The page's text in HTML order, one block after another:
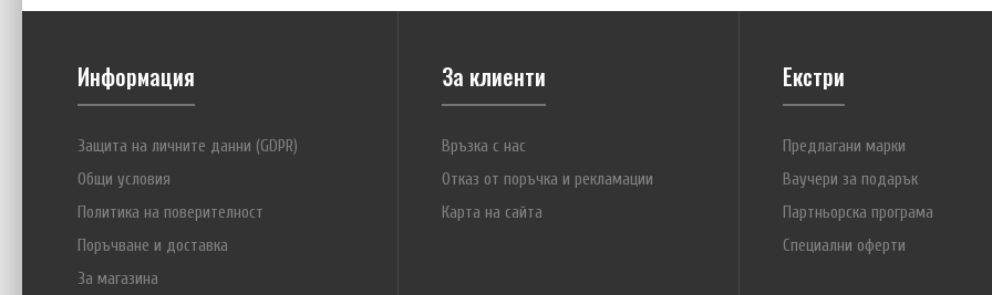
илюстративна
Информация
Защита на личните данни (GDPR)
Общи условия
Политика на поверителност
Поръчване и доставка
За магазина
За клиенти
Връзка с нас
Отказ от поръчка и рекламации
Карта на сайта
Екстри
Предлагани марки
Ваучери за подарък
Партньорска програма
Специални оферти